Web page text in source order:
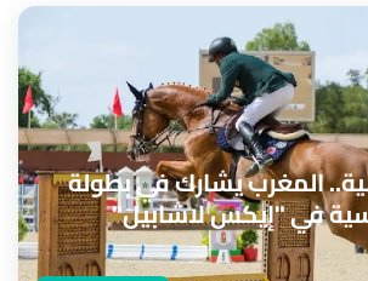
المغرب يشارك في بطولة
في "إيكس لاشابيل"